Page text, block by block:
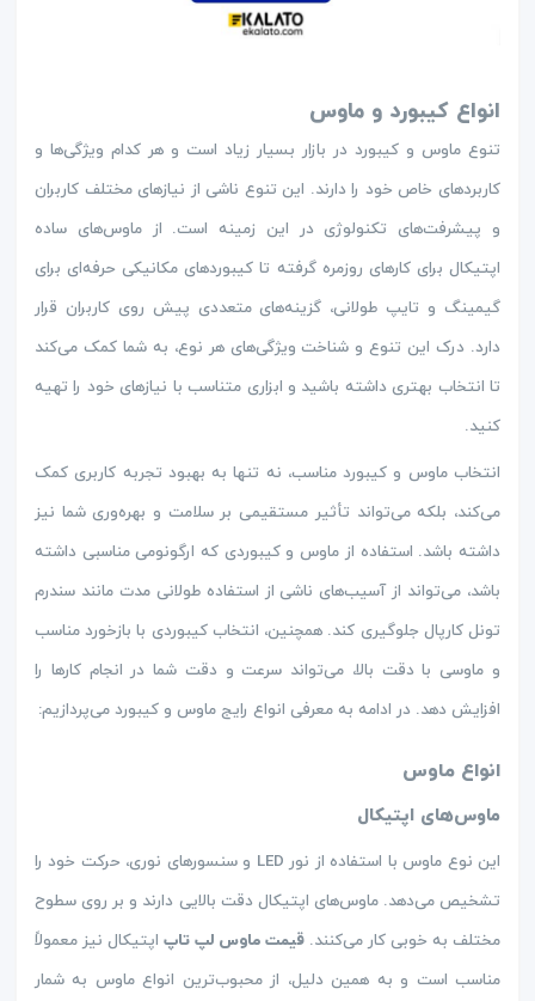
انواع کیبورد و ماوس
تنوع ماوس و کیبورد در بازار بسیار زیاد است و هر کدام ویژگی‌ها و
کاربردهای خاص خود را دارند. این تنوع ناشی از نیازهای مختلف کاربران
و پیشرفت‌های تکنولوژی در این زمینه است. از ماوس‌های ساده
اپتیکال برای کارهای روزمره گرفته تا کیبوردهای مکانیکی حرفه‌ای برای
گیمینگ و تایپ طولانی، گزینه‌های متعددی پیش روی کاربران قرار
دارد. درک این تنوع و شناخت ویژگی‌های هر نوع، به شما کمک می‌کند
تا انتخاب بهتری داشته باشید و ابزاری متناسب با نیازهای خود را تهیه
کنید.
انتخاب ماوس و کیبورد مناسب، نه تنها به بهبود تجربه کاربری کمک
می‌کند، بلکه می‌تواند تأثیر مستقیمی بر سلامت و بهره‌وری شما نیز
داشته باشد. استفاده از ماوس و کیبوردی که ارگونومی مناسبی داشته
باشد، می‌تواند از آسیب‌های ناشی از استفاده طولانی مدت مانند سندرم
تونل کارپال جلوگیری کند. همچنین، انتخاب کیبوردی با بازخورد مناسب
و ماوسی با دقت بالا، می‌تواند سرعت و دقت شما در انجام کارها را
افزایش دهد. در ادامه به معرفی انواع رایج ماوس و کیبورد می‌پردازیم:
انواع ماوس
ماوس‌های اپتیکال
این نوع ماوس با استفاده از نور LED و سنسورهای نوری، حرکت خود را
تشخیص می‌دهد. ماوس‌های اپتیکال دقت بالایی دارند و بر روی سطوح
مختلف به خوبی کار می‌کنند. قیمت ماوس لپ تاپ اپتیکال نیز معمولاً
مناسب است و به همین دلیل، از محبوب‌ترین انواع ماوس به شمار